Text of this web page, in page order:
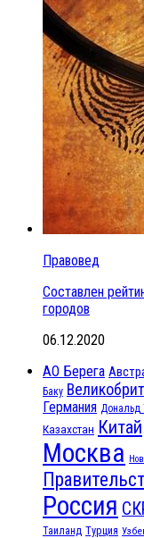
Правовед
Составлен
городов
06.12.2020
АО Берега
Баку
Германия Дональд
Казахстан Китай
Москва
Россия
Таиланд Турция